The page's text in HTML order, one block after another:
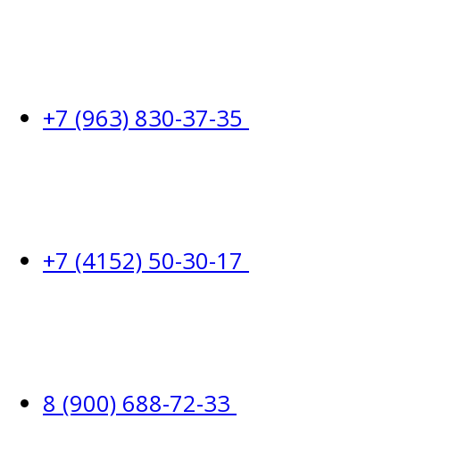
+7 (963) 830-37-35
+7 (4152) 50-30-17
8 (900) 688-72-33